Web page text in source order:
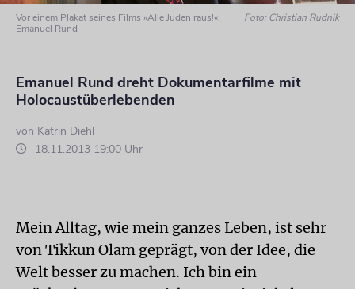
Vor einem Plakat seines Films »Alle Juden raus!«:
Emanuel Rund
Foto: Christian Rudnik
Emanuel Rund dreht Dokumentarfilme mit
Holocaustüberlebenden
von Katrin Diehl
18.11.2013 19:00 Uhr
Mein Alltag, wie mein ganzes Leben, ist sehr
von Tikkun Olam geprägt, von der Idee, die
Welt besser zu machen. Ich bin ein